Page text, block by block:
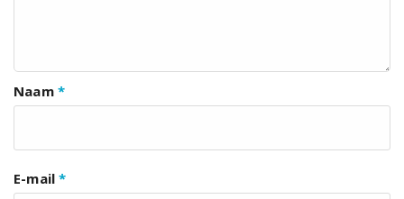
Naam *
E-mail*